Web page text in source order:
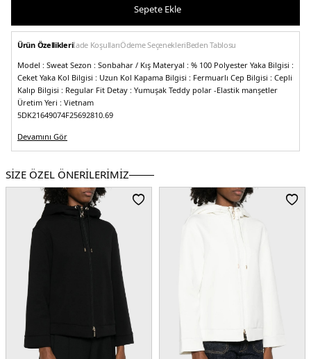
Sepete Ekle
Ürün Özellikleriİade KoşullarıÖdeme SeçenekleriBeden Tablosu
Model : Sweat Sezon : Sonbahar / Kış Materyal : % 100 Polyester Yaka Bilgisi :
Ceket Yaka Kol Bilgisi : Uzun Kol Kapama Bilgisi : Fermuarlı Cep Bilgisi : Cepli
Kalıp Bilgisi : Regular Fit Detay : Yumuşak Teddy polar -Elastik manşetler
Üretim Yeri : Vietnam
5DK21649074F25692810.69
Devamını Gör
SİZE ÖZEL ÖNERİLERİMİZ